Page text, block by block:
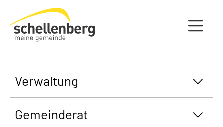
Gemeinde Schellenberg Startseite
Verwaltung
Gemeinderat